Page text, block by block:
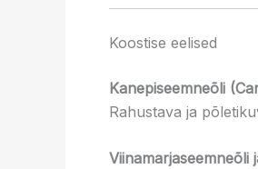
Koostise eelised
Kanepiseemneõli
Rahustava ja
Viinamarjaseemneõli